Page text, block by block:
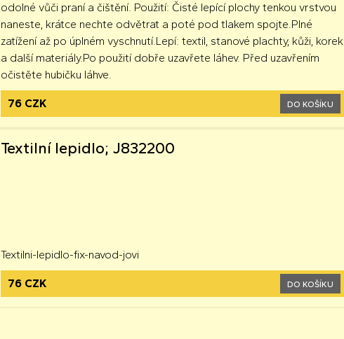
odolné vůči praní a čištění. Použití: Čisté lepící plochy tenkou vrstvou
naneste, krátce nechte odvětrat a poté pod tlakem spojte.Plné
zatížení až po úplném vyschnutí.Lepí: textil, stanové plachty, kůži, korek
a další materiály.Po použití dobře uzavřete láhev. Před uzavřením
očistěte hubičku láhve.
76 CZK DO KOŠÍKU
Textilní lepidlo; J832200
Textilni-lepidlo-fix-navod-jovi
76 CZK DO KOŠÍKU